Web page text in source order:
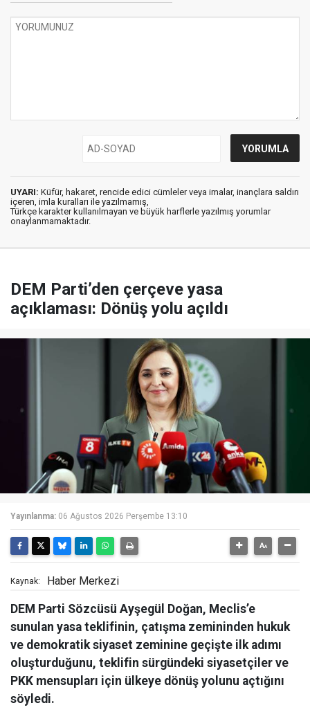
UYARI: Küfür, hakaret, rencide edici cümleler veya imalar, inançlara saldırı
içeren, imla kuralları ile yazılmamış,
Türkçe karakter kullanılmayan ve büyük harflerle yazılmış yorumlar
onaylanmamaktadır.
DEM Parti’den çerçeve yasa
açıklaması: Dönüş yolu açıldı
Yayınlanma: 06 Ağustos 2026 Perşembe 13:10
Kaynak: Haber Merkezi
DEM Parti Sözcüsü Ayşegül Doğan, Meclis’e
sunulan yasa teklifinin, çatışma zemininden hukuk
ve demokratik siyaset zeminine geçişte ilk adımı
oluşturduğunu, teklifin sürgündeki siyasetçiler ve
PKK mensupları için ülkeye dönüş yolunu açtığını
söyledi.